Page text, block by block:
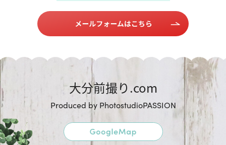
大分前撮り.com
Produced by PhotostudioPASSION